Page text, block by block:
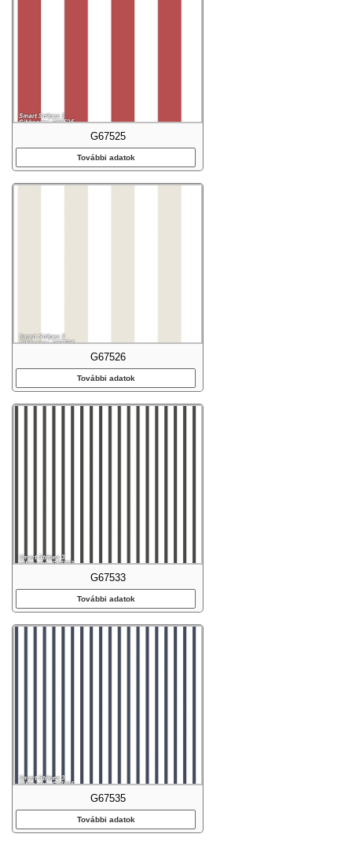
G67525
További adatok
G67526
További adatok
G67533
További adatok
G67535
További adatok